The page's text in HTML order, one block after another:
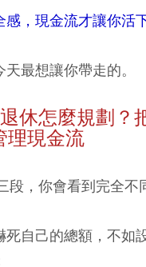
，現金流才讓你活下
最想讓你帶走的。
休怎麼規劃？
理現金流
段，你會看到完全不
死自己的總額，不如